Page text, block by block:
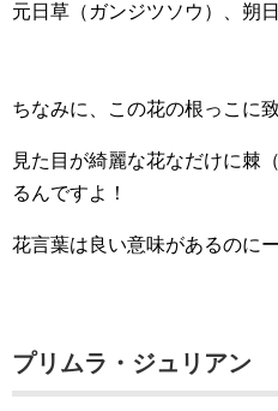
元日草（ガンジツソウ）、朔
ちなみに、この花の根っこに
見た目が綺麗な花なだけに棘
るんですよ！
花言葉は良い意味があるのにー
プリムラ・ジュリアン